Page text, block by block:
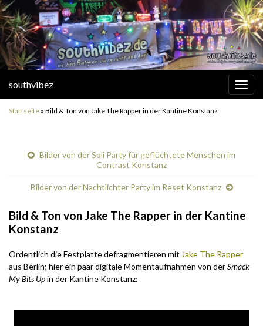
southvibez
Startseite » Bild & Ton von Jake The Rapper in der Kantine Konstanz
Bilder von der Soli Party für geflüchtete Menschen im
Contrast Konstanz
Bilder von der Nachtlichter Party im Reset Konstanz
Bild & Ton von Jake The Rapper in der Kantine
Konstanz
Ordentlich die Festplatte defragmentieren mit Jake The Rapper
aus Berlin; hier ein paar digitale Momentaufnahmen von derSmack
My Bits Upin der Kantine Konstanz: